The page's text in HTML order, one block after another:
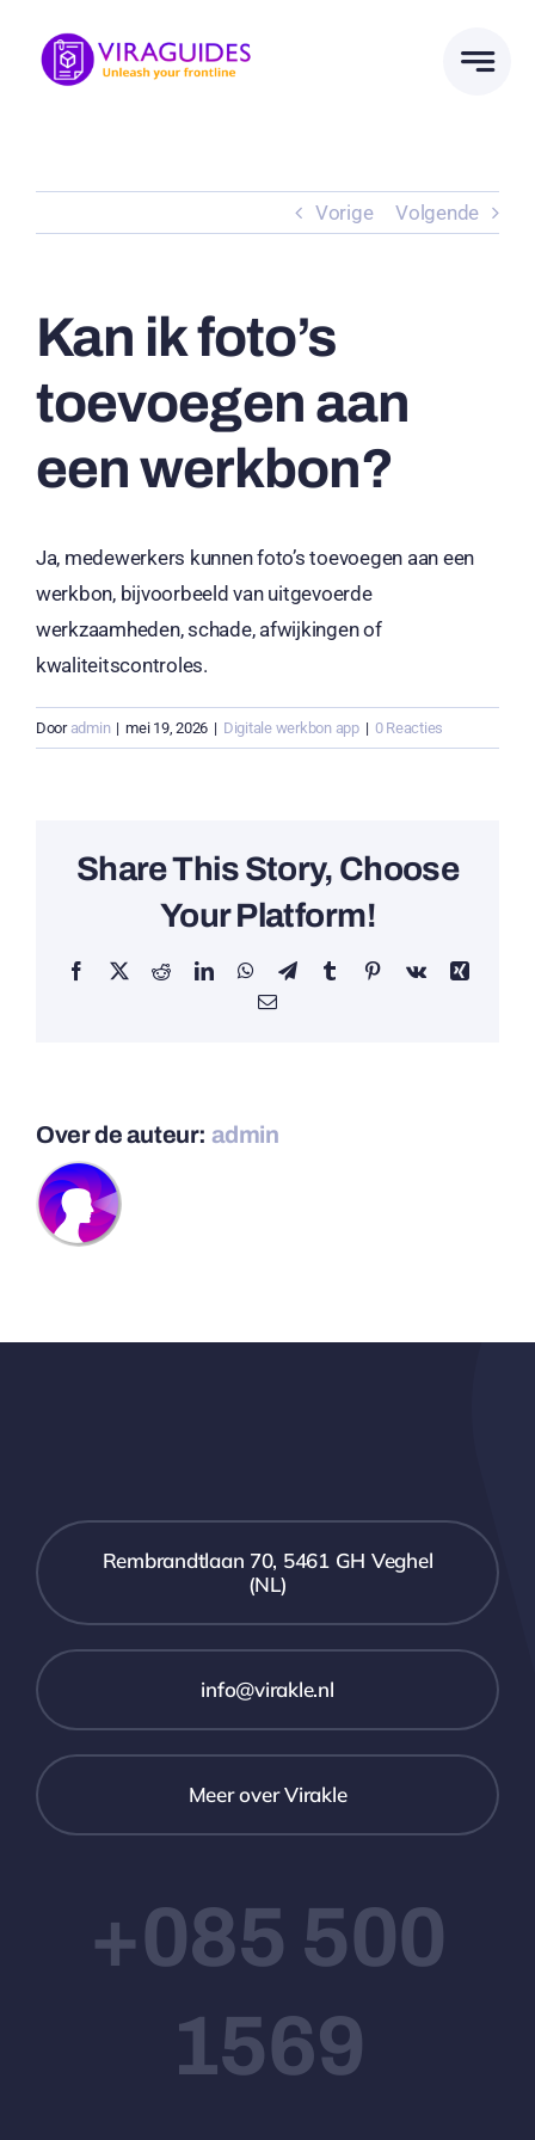
inhoud
Vorige Volgende
Kan ik foto’s
toevoegen aan
een werkbon?
Ja, medewerkers kunnen foto’s toevoegen aan een
werkbon, bijvoorbeeld van uitgevoerde
werkzaamheden, schade, afwijkingen of
kwaliteitscontroles.
Door admin | mei 19, 2026 | Digitale werkbon app | 0 Reacties
Share This Story, Choose
Your Platform!
Facebook
X RedditLinkedInWhatsApp
TelegramTumblrPinterestVk
Xing
E-
Over de auteur: admin
Rembrandtlaan 70, 5461 GH Veghel
(NL)
info@virakle.nl
Meer over Virakle
+085 500
1569